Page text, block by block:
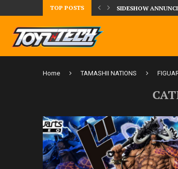
TOP POSTS DAL MONDO DEGLI
Home TAMASHII NATIONS